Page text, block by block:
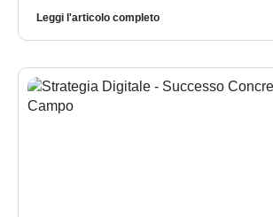
Leggi l'articolo completo